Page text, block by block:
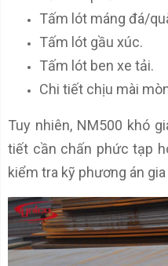
Tấm lót máng đá/
Tấm lót gầu xúc.
Tấm lót ben xe tải.
Chi tiết chịu mài
Tuy nhiên, NM500 khó
tiết cần chấn phức tạp
kiểm tra kỹ phương án